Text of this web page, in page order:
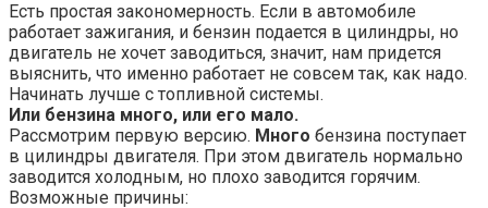
Есть простая закономерность. Если в автомобиле
работает зажигания, и бензин подается в цилиндры, но
двигатель не хочет заводиться, значит, нам придется
выяснить, что именно работает не совсем так, как надо.
Начинать лучше с топливной системы.
Или бензина много, или его мало.
Рассмотрим первую версию. Много бензина поступает
в цилиндры двигателя. При этом двигатель нормально
заводится холодным, но плохо заводится горячим.
Возможные причины: